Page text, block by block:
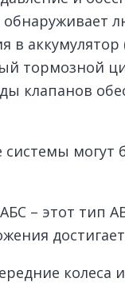
в
тормозной
клапанов
могут
– этот тип